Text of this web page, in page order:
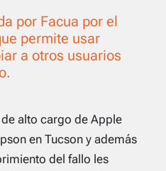
por Facua por el
permite usar
a otros usuarios
alto cargo de Apple
en Tucson y además
del fallo les